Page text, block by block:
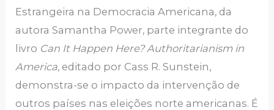
Estrangeira na Democracia Americana, da
autora Samantha Power, parte integrante do
livro Can It Happen Here? Authoritarianism in
America, editado por Cass R. Sunstein,
demonstra-se o impacto da intervenção de
outros países nas eleições norte americanas. É